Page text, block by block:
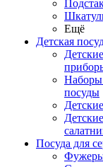
Ещё
Детская
Наборы
посуды
Посуда для